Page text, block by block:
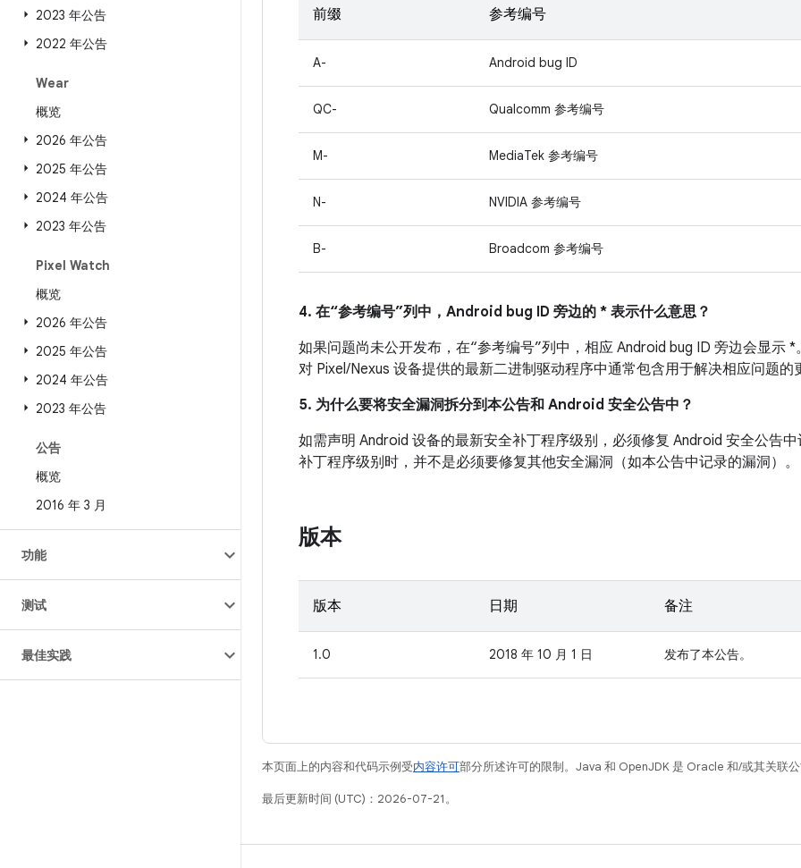
2023 年公告
2022 年公告
Wear
概览
2026 年公告
2025 年公告
2024 年公告
2023 年公告
Pixel Watch
概览
2026 年公告
2025 年公告
2024 年公告
2023 年公告
公告
概览
2016 年 3 月
功能
测试
最佳实践
前缀 参考编号
A- Android bug ID
QC- Qualcomm 参考编号
M- MediaTek 参考编号
N- NVIDIA 参考编号
B- Broadcom 参考编号
4. 在“参考编号”列中，Android bug ID 旁边的 * 表示什么意思？
如果问题尚未公开发布，在“参考编号”列中，相应 Android bug ID 旁边会显示 *
对 Pixel/Nexus 设备提供的最新二进制驱动程序中通常包含用于解决相应问题的
5. 为什么要将安全漏洞拆分到本公告和 Android 安全公告中？
如需声明 Android 设备的最新安全补丁程序级别，必须修复 Android 安全公告
补丁程序级别时，并不是必须要修复其他安全漏洞（如本公告中记录的漏洞）。
版本
版本 日期 备注
1.0 2018 年 10 月 1 日 发布了本公告。
本页面上的内容和代码示例受内容许可部分所述许可的限制。Java 和 OpenJDK 是 Oracle 和/或其关联
最后更新时间 (UTC)：2026-07-21。